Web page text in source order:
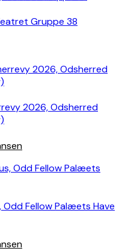
Gruppe 38
2026, Odsherred
Odd Fellow Palæets Have